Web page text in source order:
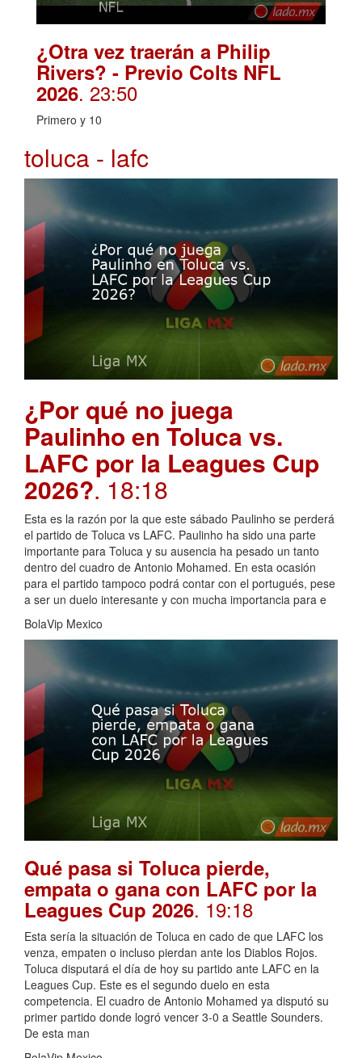
¿Otra vez traerán a Philip
Rivers? - Previo Colts NFL
2026. 23:50
Primero y 10
toluca - lafc
¿Por qué no juega
Paulinho en Toluca vs.
LAFC por la Leagues Cup
2026?. 18:18
Esta es la razón por la que este sábado Paulinho se perderá
el partido de Toluca vs LAFC. Paulinho ha sido una parte
importante para Toluca y su ausencia ha pesado un tanto
dentro del cuadro de Antonio Mohamed. En esta ocasión
para el partido tampoco podrá contar con el portugués, pese
a ser un duelo interesante y con mucha importancia para e
BolaVip Mexico
Qué pasa si Toluca pierde,
empata o gana con LAFC por la
Leagues Cup 2026. 19:18
Esta sería la situación de Toluca en cado de que LAFC los
venza, empaten o incluso pierdan ante los Diablos Rojos.
Toluca disputará el día de hoy su partido ante LAFC en la
Leagues Cup. Este es el segundo duelo en esta
competencia. El cuadro de Antonio Mohamed ya disputó su
primer partido donde logró vencer 3-0 a Seattle Sounders.
De esta man